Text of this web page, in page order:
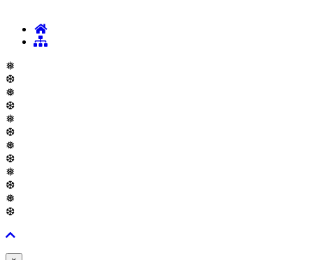
❅
❆
❅
❆
❅
❆
❅
❆
❅
❆
❅
❆